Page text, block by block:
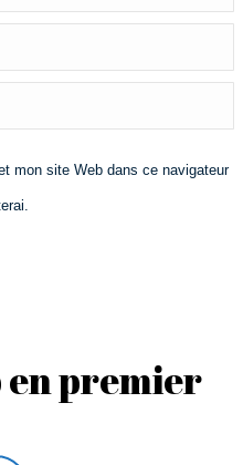
mon site Web dans ce navigateur
en premier